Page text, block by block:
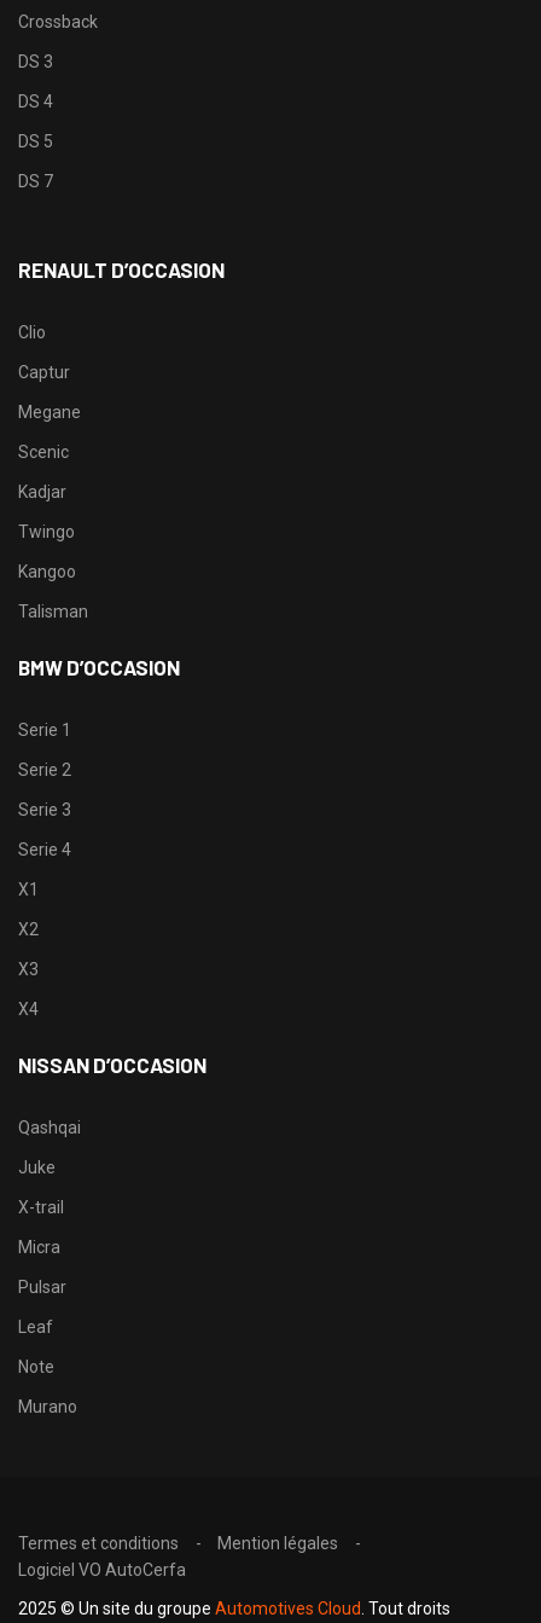
Crossback
DS 3
DS 4
DS 5
DS 7
RENAULT D’OCCASION
Clio
Captur
Megane
Scenic
Kadjar
Twingo
Kangoo
Talisman
BMW D’OCCASION
Serie 1
Serie 2
Serie 3
Serie 4
X1
X2
X3
X4
NISSAN D’OCCASION
Qashqai
Juke
X-trail
Micra
Pulsar
Leaf
Note
Murano
Termes et conditions
Mention légales
Logiciel VO AutoCerfa
2025 © Un site du groupe Automotives Cloud . Tout droits